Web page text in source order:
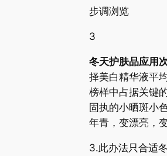
步调浏览
3
冬天护肤品应用
择美白精华液平
榜样中占据关键
固执的小晒斑小
年青，变漂亮，
3.此办法只合适